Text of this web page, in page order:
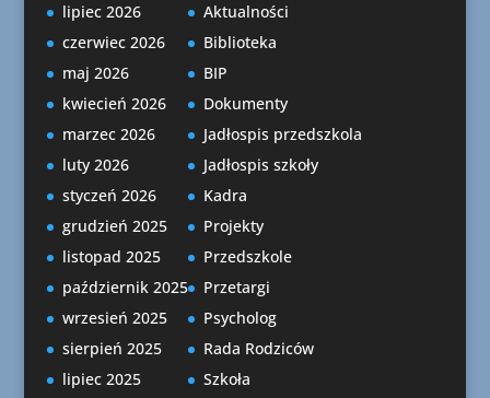
lipiec 2026
czerwiec 2026
maj 2026
kwiecień 2026
marzec 2026
luty 2026
styczeń 2026
grudzień 2025
listopad 2025
październik 2025
wrzesień 2025
sierpień 2025
lipiec 2025
Aktualności
Biblioteka
BIP
Dokumenty
Jadłospis przedszkola
Jadłospis szkoły
Kadra
Projekty
Przedszkole
Przetargi
Psycholog
Rada Rodziców
Szkoła